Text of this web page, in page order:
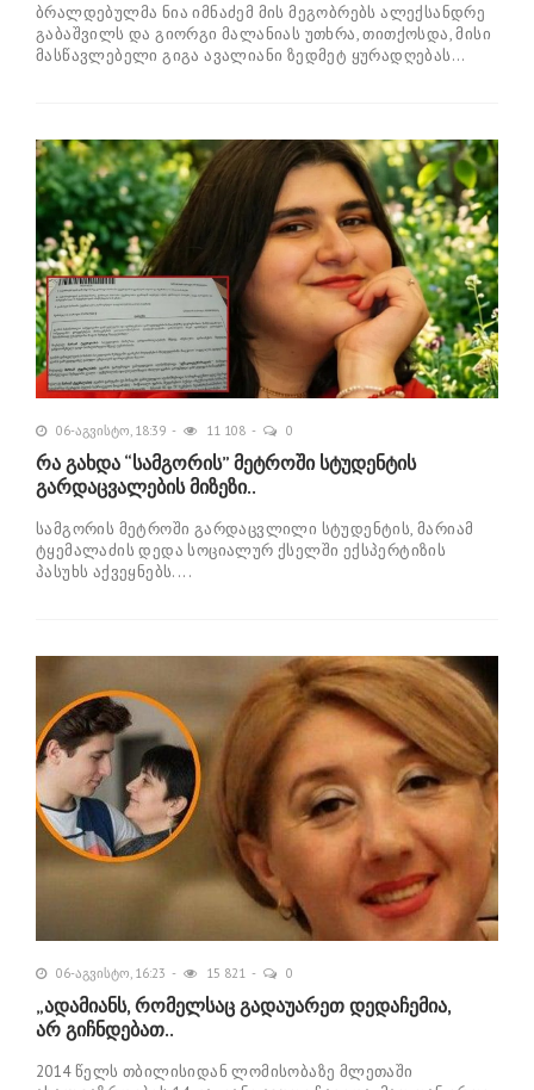
ბრალდებულმა ნია იმნაძემ მის მეგობრებს ალექსანდრე
გაბაშვილს და გიორგი მალანიას უთხრა, თითქოსდა, მისი
მასწავლებელი გიგა ავალიანი ზედმეტ ყურადღებას...
06-აგვისტო, 18:39 11 108 0
რა გახდა “სამგორის” მეტროში სტუდენტის
გარდაცვალების მიზეზი..
სამგორის მეტროში გარდაცვლილი სტუდენტის, მარიამ
ტყემალაძის დედა სოციალურ ქსელში ექსპერტიზის
პასუხს აქვეყნებს....
06-აგვისტო, 16:23 15 821 0
„ადამიანს, რომელსაც გადაუარეთ დედაჩემია,
არ გიჩნდებათ..
2014 წელს თბილისიდან ლომისობაზე მლეთაში